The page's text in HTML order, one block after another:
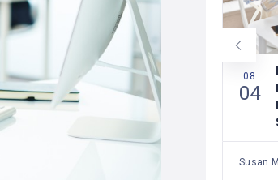
08
05
10 Útiles Consejos
Para Tomar
Mejores Decisiones
08
04
Susan